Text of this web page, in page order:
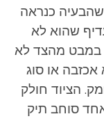
שהבעיה כנראה
שהוא לא
במבט מהצד לא
אכזבה או סוג
הציוד חולק
סוחב תיק